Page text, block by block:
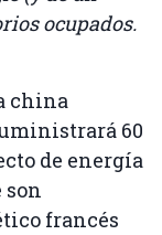
ocupados.
china
60
de energía
son
francés